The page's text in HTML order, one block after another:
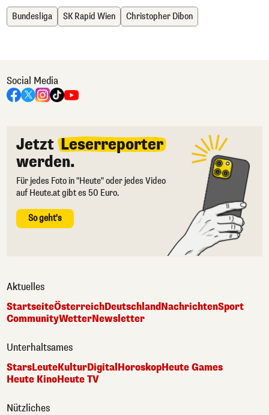
Bundesliga SK Rapid Wien Christopher Dibon
Social Media
Jetzt Leserreporter
werden.
Für jedes Foto in "Heute" oder jedes Video
auf Heute.at gibt es 50 Euro.
So geht's
Aktuelles
StartseiteÖsterreichDeutschlandNachrichtenSport
CommunityWetterNewsletter
Unterhaltsames
StarsLeuteKulturDigitalHoroskopHeute Games
Heute KinoHeute TV
Nützliches